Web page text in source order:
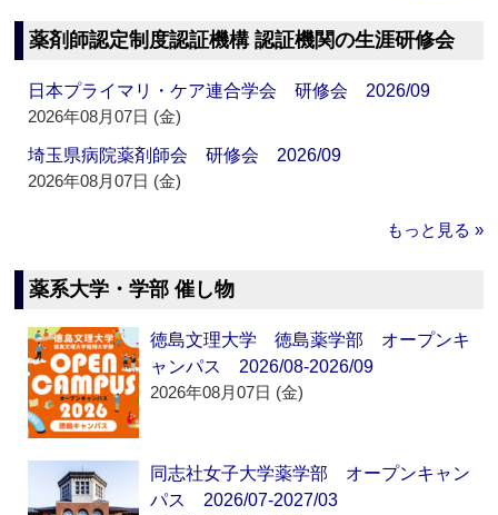
薬剤師認定制度認証機構 認証機関の生涯研修会
日本プライマリ・ケア連合学会 研修会 2026/09
2026年08月07日 (金)
埼玉県病院薬剤師会 研修会 2026/09
2026年08月07日 (金)
もっと見る »
薬系大学・学部 催し物
徳島文理大学 徳島薬学部 オープンキ
ャンパス 2026/08-2026/09
2026年08月07日 (金)
同志社女子大学薬学部 オープンキャン
パス 2026/07-2027/03